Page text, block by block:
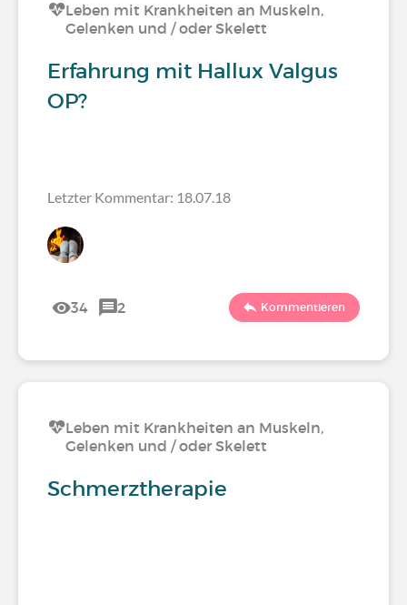
Leben mit Krankheiten an Muskeln,
Gelenken und / oder Skelett
Erfahrung mit Hallux Valgus
OP?
Letzter Kommentar: 18.07.18
34 2 Kommentieren
Leben mit Krankheiten an Muskeln,
Gelenken und / oder Skelett
Schmerztherapie